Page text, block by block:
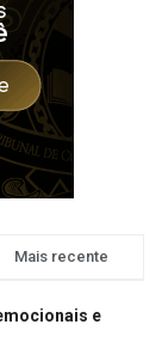
Mais recente
e